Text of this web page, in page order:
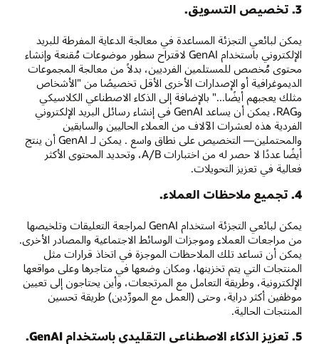
3. تخصيص التسويق.
يمكن لبائعي التجزئة المساعدة في معالجة الدعاية المفرطة للبريد
الإلكتروني باستخدام GenAI لاقتراح سطور موضوعات مُقنعة وإنشاء
محتوى مُخصص للمستلمين الفرديين، بدلاً من معالجة المجموعات
الديموغرافية أو الإصدارات الأخرى الأقل تخصيصًا من "الأشخاص
مثلك يعجبهم أيضًا..." بالإضافة إلى الذكاء الاصطناعي الكلاسيكي
وRAG، يمكن أن يساعد GenAI في إنشاء رسائل البريد الإلكتروني
الفردية هذه لعشرات الآلاف من العملاء الحاليين والسابقين
والمحتملين— التخصيص على نطاق واسع . يمكن لـ GenAI أن ينتج
أيضًا عددًا لا حصر له من اختبارات A/B، وتحديد المحتوى الأكثر
فعالية في تعزيز التحويلات.
4. تجميع ملاحظات العملاء.
يمكن لبائعي التجزئة استخدام GenAI لمراجعة التعليقات وتلخيصها
من مراجعات العملاء وموجزات الوسائط الاجتماعية والمصادر الأخرى.
يمكن أن تساعد تلك الملاحظات الموجزة في اتخاذ قرارات مثل
المنتجات التي يتم تخزينها، ومكان وضعها في متاجرها وعلى مواقعها
الإلكترونية، وطريقة التعامل مع المرتجعات، وأين يحتاجون إلى تعيين
موظفين أكثر دراية، وحتى (العمل مع المورِّدين) طريقة تحسين
المنتجات الحالية.
5. تعزيز الذكاء الاصطناعي التقليدي باستخدام GenAI.